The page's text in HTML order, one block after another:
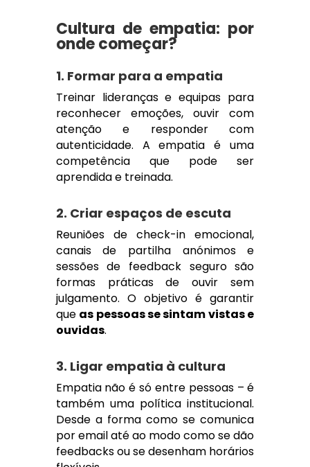
Cultura de empatia: por
onde começar?
1. Formar para a empatia
Treinar lideranças e equipas para
reconhecer emoções, ouvir com
atenção e responder com
autenticidade. A empatia é uma
competência que pode ser
aprendida e treinada.
2. Criar espaços de escuta
Reuniões de check-in emocional,
canais de partilha anónimos e
sessões de feedback seguro são
formas práticas de ouvir sem
julgamento. O objetivo é garantir
que as pessoas se sintam vistas e
ouvidas.
3. Ligar empatia à cultura
Empatia não é só entre pessoas – é
também uma política institucional.
Desde a forma como se comunica
por email até ao modo como se dão
feedbacks ou se desenham horários